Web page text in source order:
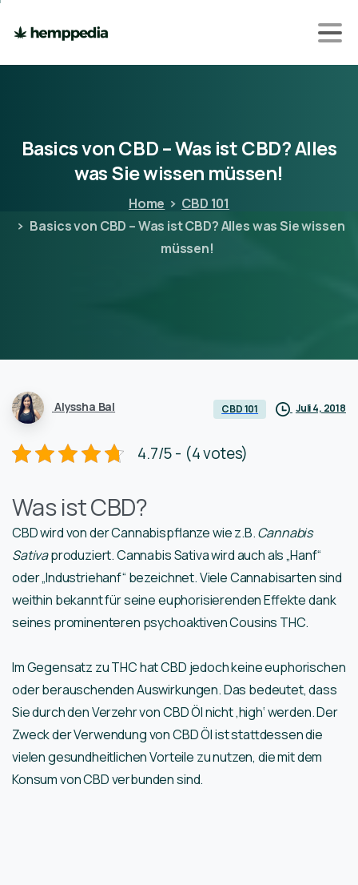
BasicsvonCBD–Was istCBD?Alles
wasSiewissen müssen!
Home
CBD 101
Basics von CBD – Was ist CBD? Alles was Sie wissen
müssen!
Alyssha Bal CBD 101 Juli 4, 2018
4.7/5 - (4 votes)
Was ist CBD?
CBD wird von der Cannabispflanze wie z.B.Cannabis
Sativaproduziert. Cannabis Sativa wird auch als „Hanf“
oder „Industriehanf“ bezeichnet. Viele Cannabisarten sind
weithin bekannt für seine euphorisierenden Effekte dank
seines prominenteren psychoaktiven Cousins THC.
Im Gegensatz zu THC hat CBD jedoch keine euphorischen
oder berauschenden Auswirkungen. Das bedeutet, dass
Sie durch den Verzehr von CBD Öl nicht ‚high‘ werden. Der
Zweck der Verwendung von CBD Öl ist stattdessen die
vielen gesundheitlichen Vorteile zu nutzen, die mit dem
Konsum von CBD verbunden sind.